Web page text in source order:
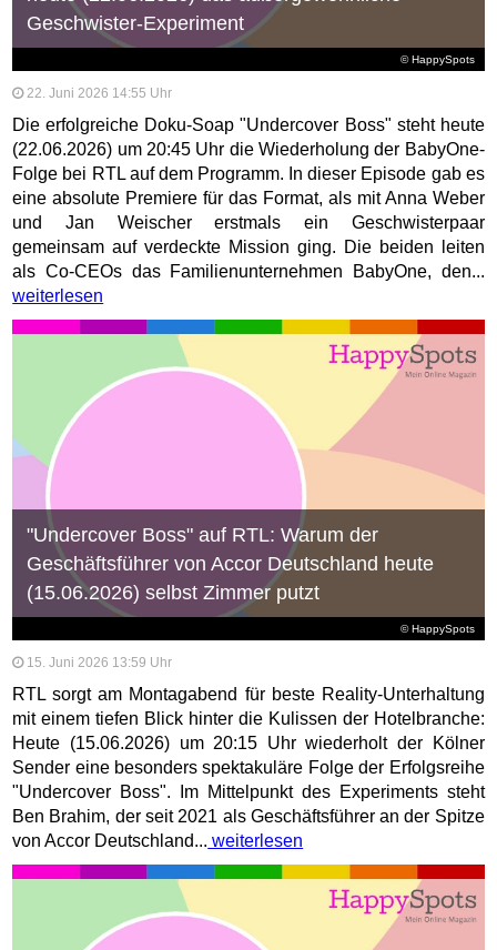
© HappySpots
Geschwister-Experiment
22. Juni 2026 14:55 Uhr
Die erfolgreiche Doku-Soap "Undercover Boss" steht heute
(22.06.2026) um 20:45 Uhr die Wiederholung der BabyOne-
Folge bei RTL auf dem Programm. In dieser Episode gab es
eine absolute Premiere für das Format, als mit Anna Weber
und Jan Weischer erstmals ein Geschwisterpaar
gemeinsam auf verdeckte Mission ging. Die beiden leiten
als Co-CEOs das Familienunternehmen BabyOne, den...
weiterlesen
© HappySpots
"Undercover Boss" auf RTL: Warum der
Geschäftsführer von Accor Deutschland heute
(15.06.2026) selbst Zimmer putzt
15. Juni 2026 13:59 Uhr
RTL sorgt am Montagabend für beste Reality-Unterhaltung
mit einem tiefen Blick hinter die Kulissen der Hotelbranche:
Heute (15.06.2026) um 20:15 Uhr wiederholt der Kölner
Sender eine besonders spektakuläre Folge der Erfolgsreihe
"Undercover Boss". Im Mittelpunkt des Experiments steht
Ben Brahim, der seit 2021 als Geschäftsführer an der Spitze
von Accor Deutschland... weiterlesen